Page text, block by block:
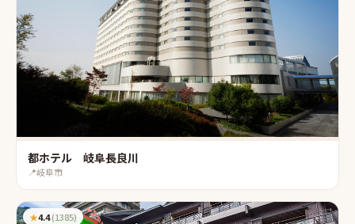
都ホテル 岐阜長良川
📍岐阜市
★4.4(1385)